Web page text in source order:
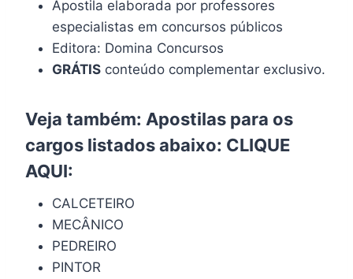
Apostila elaborada por professores
especialistas em concursos públicos
Editora: Domina Concursos
GRÁTIS conteúdo complementar exclusivo.
Veja também: Apostilas para os
cargos listados abaixo: CLIQUE
AQUI:
CALCETEIRO
MECÂNICO
PEDREIRO
PINTOR